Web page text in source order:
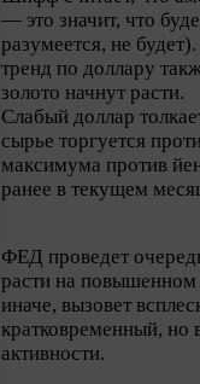
— это значит, что
разумеется, не
тренд по доллару
золото начнут расти.
Слабый доллар
сырье торгуется
максимума против
ранее в текущем
ФЕД проведет
расти на
иначе, вызовет
кратковременный, но
активности.